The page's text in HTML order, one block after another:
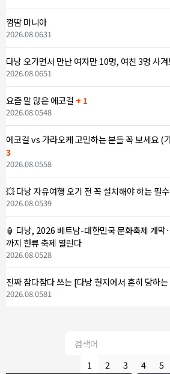
껌땀 마니아
2026.08.0631
다낭 오가면서 만난 여자만 10명, 여친 3명 사
2026.08.0651
요즘 말 많은 에코걸 + 1
2026.08.0548
에코걸 vs 가라오케 고민하는 분들 꼭 보세요 (
3
2026.08.0558
💥 다낭 자유여행 오기 전 꼭 설치해야 하는 필
2026.08.0539
🏮 다낭, 2026 베트남-대한민국 문화축제 개
까지 한류 축제 열린다
2026.08.0528
진짜 참다참다 쓰는 [다낭 현지에서 흔히 당하
2026.08.0581
1 2 3 4 5